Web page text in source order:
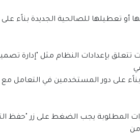
أو تعطيلها للصالحية الجديدة بناًء
تتعلق بإعدادات النظام مثل "إدارة
على دور المستخدمين في التعامل مع
المطلوبة يجب الضغط على زر "حفظ
من